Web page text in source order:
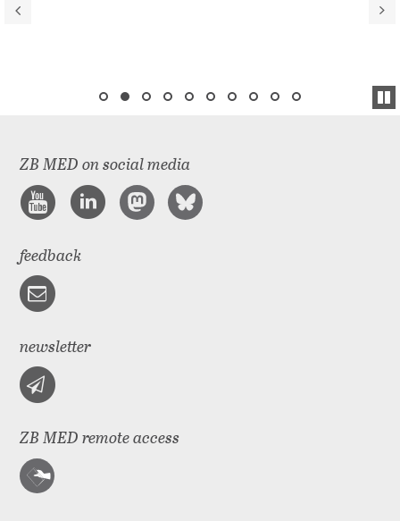
ZB MED on social media
feedback
newsletter
ZB MED remote access